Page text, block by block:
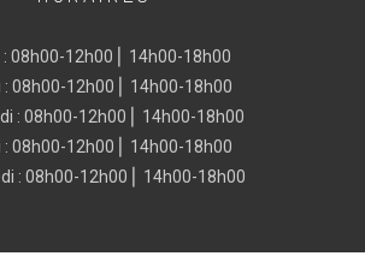
: 08h00-12h00 ⎜ 14h00-18h00
: 08h00-12h00 ⎜ 14h00-18h00
: 08h00-12h00 ⎜ 14h00-18h00
: 08h00-12h00 ⎜ 14h00-18h00
: 08h00-12h00 ⎜ 14h00-18h00